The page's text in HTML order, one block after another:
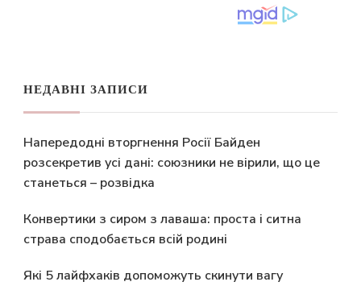
НЕДАВНІ ЗАПИСИ
Напередодні вторгнення Росії Байден
розсекретив усі дані: союзники не вірили, що це
станеться – розвідка
Конвертики з сиром з лаваша: проста і ситна
страва сподобається всій родині
Які 5 лайфхаків допоможуть скинути вагу